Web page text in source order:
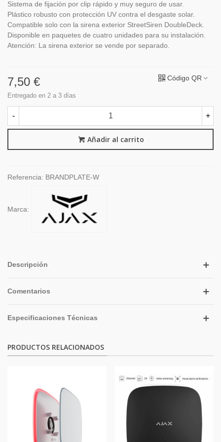
Sistema de fijación por clip rápido y muy seguro de usar.
Plástico robusto con protección UV contra el desgaste solar.
Compatible solo con la sirena exterior StreetSiren DoubleDeck.
Disponible en paquetes de cuatro unidades para su instalación.
Atención: La sirena exterior se vende por separado.
7,50 €
Entregado en 2 a 3 días
Código QR
- +
Añadir al carrito
Referencia: BRANDPLATE-W
Marca:
Descripción
Comentarios
Especificaciones Técnicas
PRODUCTOS RELACIONADOS